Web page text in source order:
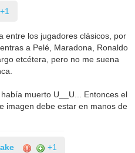
+1
entre los jugadores clásicos, por
a Pelé, Maradona, Ronaldo
etcétera, pero no me suena
muerto U__U... Entonces el
imagen debe estar en manos de
+1